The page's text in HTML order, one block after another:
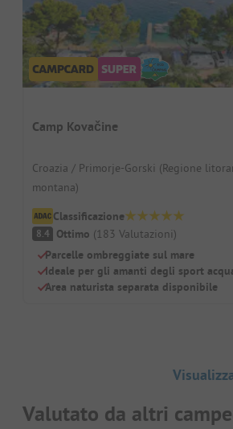
Camp Kovačine
Croazia / Primorje-Gorski (Regione
montana)
Classificazione
8.4 Ottimo (183 Valutazioni)
Parcelle ombreggiate sul mare
Ideale per gli amanti degli sport
Area naturista separata disponibile
Valutato da altri